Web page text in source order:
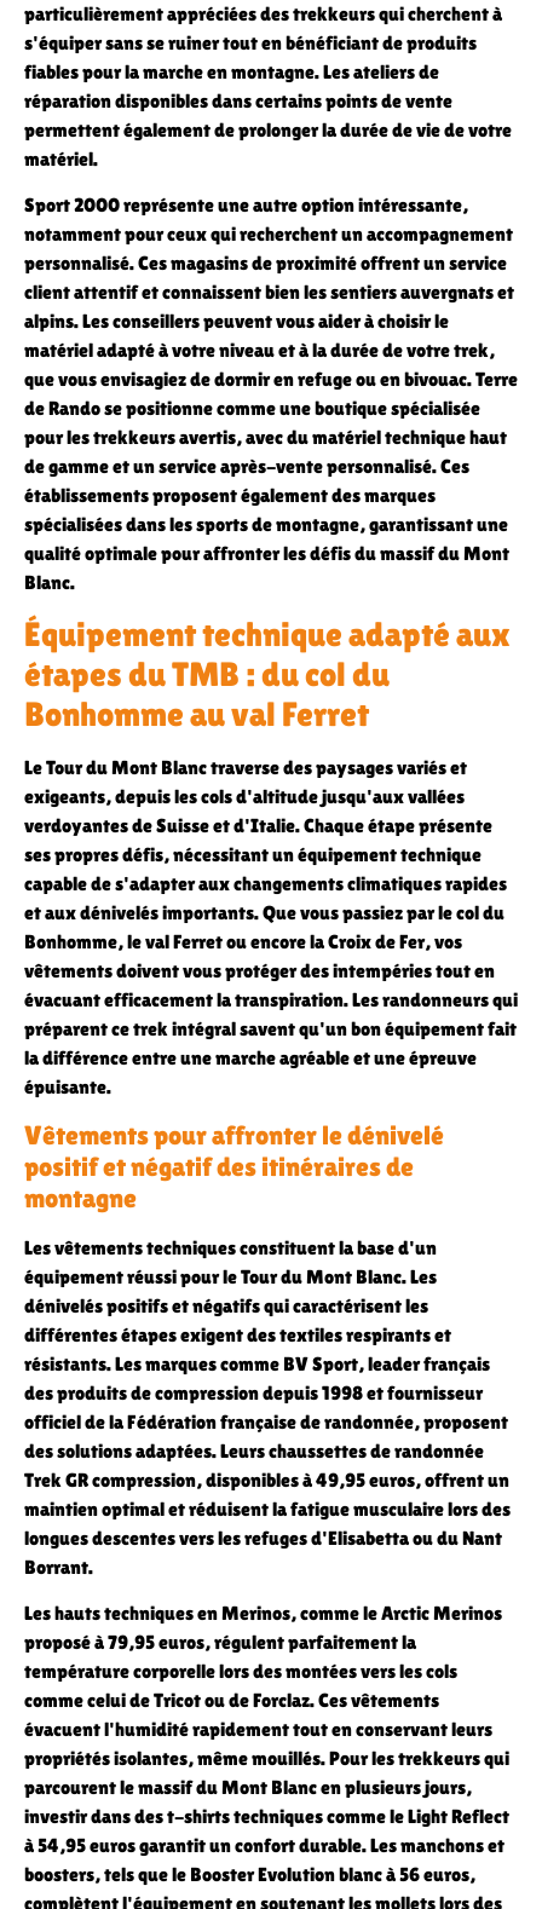
particulièrement appréciées des trekkeurs qui cherchent à
s'équiper sans se ruiner tout en bénéficiant de produits
fiables pour la marche en montagne. Les ateliers de
réparation disponibles dans certains points de vente
permettent également de prolonger la durée de vie de votre
matériel.
Sport 2000 représente une autre option intéressante,
notamment pour ceux qui recherchent un accompagnement
personnalisé. Ces magasins de proximité offrent un service
client attentif et connaissent bien les sentiers auvergnats et
alpins. Les conseillers peuvent vous aider à choisir le
matériel adapté à votre niveau et à la durée de votre trek,
que vous envisagiez de dormir en refuge ou en bivouac. Terre
de Rando se positionne comme une boutique spécialisée
pour les trekkeurs avertis, avec du matériel technique haut
de gamme et un service après-vente personnalisé. Ces
établissements proposent également des marques
spécialisées dans les sports de montagne, garantissant une
qualité optimale pour affronter les défis du massif du Mont
Blanc.
Équipement technique adapté aux
étapes du TMB : du col du
Bonhomme au val Ferret
Le Tour du Mont Blanc traverse des paysages variés et
exigeants, depuis les cols d'altitude jusqu'aux vallées
verdoyantes de Suisse et d'Italie. Chaque étape présente
ses propres défis, nécessitant un équipement technique
capable de s'adapter aux changements climatiques rapides
et aux dénivelés importants. Que vous passiez par le col du
Bonhomme, le val Ferret ou encore la Croix de Fer, vos
vêtements doivent vous protéger des intempéries tout en
évacuant efficacement la transpiration. Les randonneurs qui
préparent ce trek intégral savent qu'un bon équipement fait
la différence entre une marche agréable et une épreuve
épuisante.
Vêtements pour affronter le dénivelé
positif et négatif des itinéraires de
montagne
Les vêtements techniques constituent la base d'un
équipement réussi pour le Tour du Mont Blanc. Les
dénivelés positifs et négatifs qui caractérisent les
différentes étapes exigent des textiles respirants et
résistants. Les marques comme BV Sport, leader français
des produits de compression depuis 1998 et fournisseur
officiel de la Fédération française de randonnée, proposent
des solutions adaptées. Leurs chaussettes de randonnée
Trek GR compression, disponibles à 49,95 euros, offrent un
maintien optimal et réduisent la fatigue musculaire lors des
longues descentes vers les refuges d'Elisabetta ou du Nant
Borrant.
Les hauts techniques en Merinos, comme le Arctic Merinos
proposé à 79,95 euros, régulent parfaitement la
température corporelle lors des montées vers les cols
comme celui de Tricot ou de Forclaz. Ces vêtements
évacuent l'humidité rapidement tout en conservant leurs
propriétés isolantes, même mouillés. Pour les trekkeurs qui
parcourent le massif du Mont Blanc en plusieurs jours,
investir dans des t-shirts techniques comme le Light Reflect
à 54,95 euros garantit un confort durable. Les manchons et
boosters, tels que le Booster Evolution blanc à 56 euros,
complètent l'équipement en soutenant les mollets lors des